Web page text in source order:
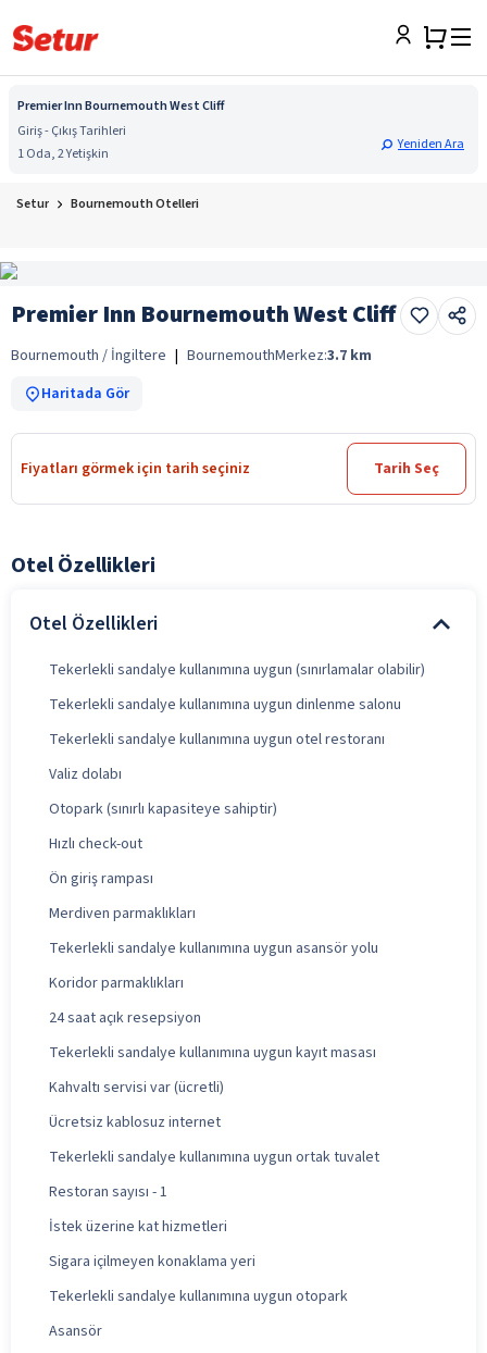
Premier Inn Bournemouth West Cliff
Giriş - Çıkış Tarihleri
1 Oda, 2 Yetişkin
Yeniden Ara
Setur Bournemouth Otelleri
Premier Inn Bournemouth West Cliff
Bournemouth / İngiltere | BournemouthMerkez:3.7 km
Haritada Gör
Fiyatları görmek için tarih seçiniz Tarih Seç
Otel Özellikleri
Otel Özellikleri
Tekerlekli sandalye kullanımına uygun (sınırlamalar olabilir)
Tekerlekli sandalye kullanımına uygun dinlenme salonu
Tekerlekli sandalye kullanımına uygun otel restoranı
Valiz dolabı
Otopark (sınırlı kapasiteye sahiptir)
Hızlı check-out
Ön giriş rampası
Merdiven parmaklıkları
Tekerlekli sandalye kullanımına uygun asansör yolu
Koridor parmaklıkları
24 saat açık resepsiyon
Tekerlekli sandalye kullanımına uygun kayıt masası
Kahvaltı servisi var (ücretli)
Ücretsiz kablosuz internet
Tekerlekli sandalye kullanımına uygun ortak tuvalet
Restoran sayısı - 1
İstek üzerine kat hizmetleri
Sigara içilmeyen konaklama yeri
Tekerlekli sandalye kullanımına uygun otopark
Asansör